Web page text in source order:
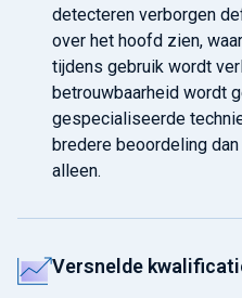
detecteren verborgen
over het hoofd zien,
tijdens gebruik wordt
betrouwbaarheid wordt
gespecialiseerde
bredere beoordeling
alleen.
Versnelde